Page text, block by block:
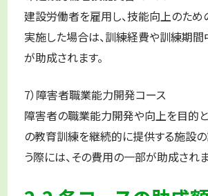
建設労働者を雇用し、技能向上のた
実施した場合は、訓練経費や訓練期
が助成されます。
7）障害者職業能力開発コース
障害者の職業能力開発や向上を目的と
の教育訓練を継続的に提供する施設
う際には、その費用の一部が助成されま